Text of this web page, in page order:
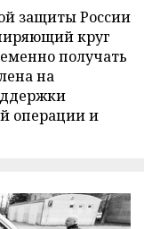
защиты России
круг
получать
на
операции и